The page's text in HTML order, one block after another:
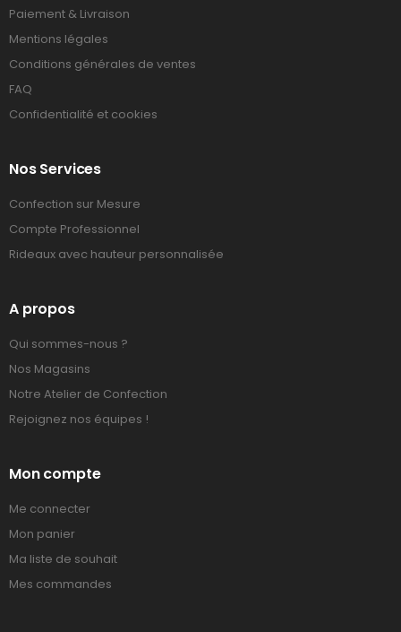
Paiement & Livraison
Mentions légales
Conditions générales de ventes
FAQ
Confidentialité et cookies
Nos Services
Confection sur Mesure
Compte Professionnel
Rideaux avec hauteur personnalisée
A propos
Qui sommes-nous ?
Nos Magasins
Notre Atelier de Confection
Rejoignez nos équipes !
Mon compte
Me connecter
Mon panier
Ma liste de souhait
Mes commandes